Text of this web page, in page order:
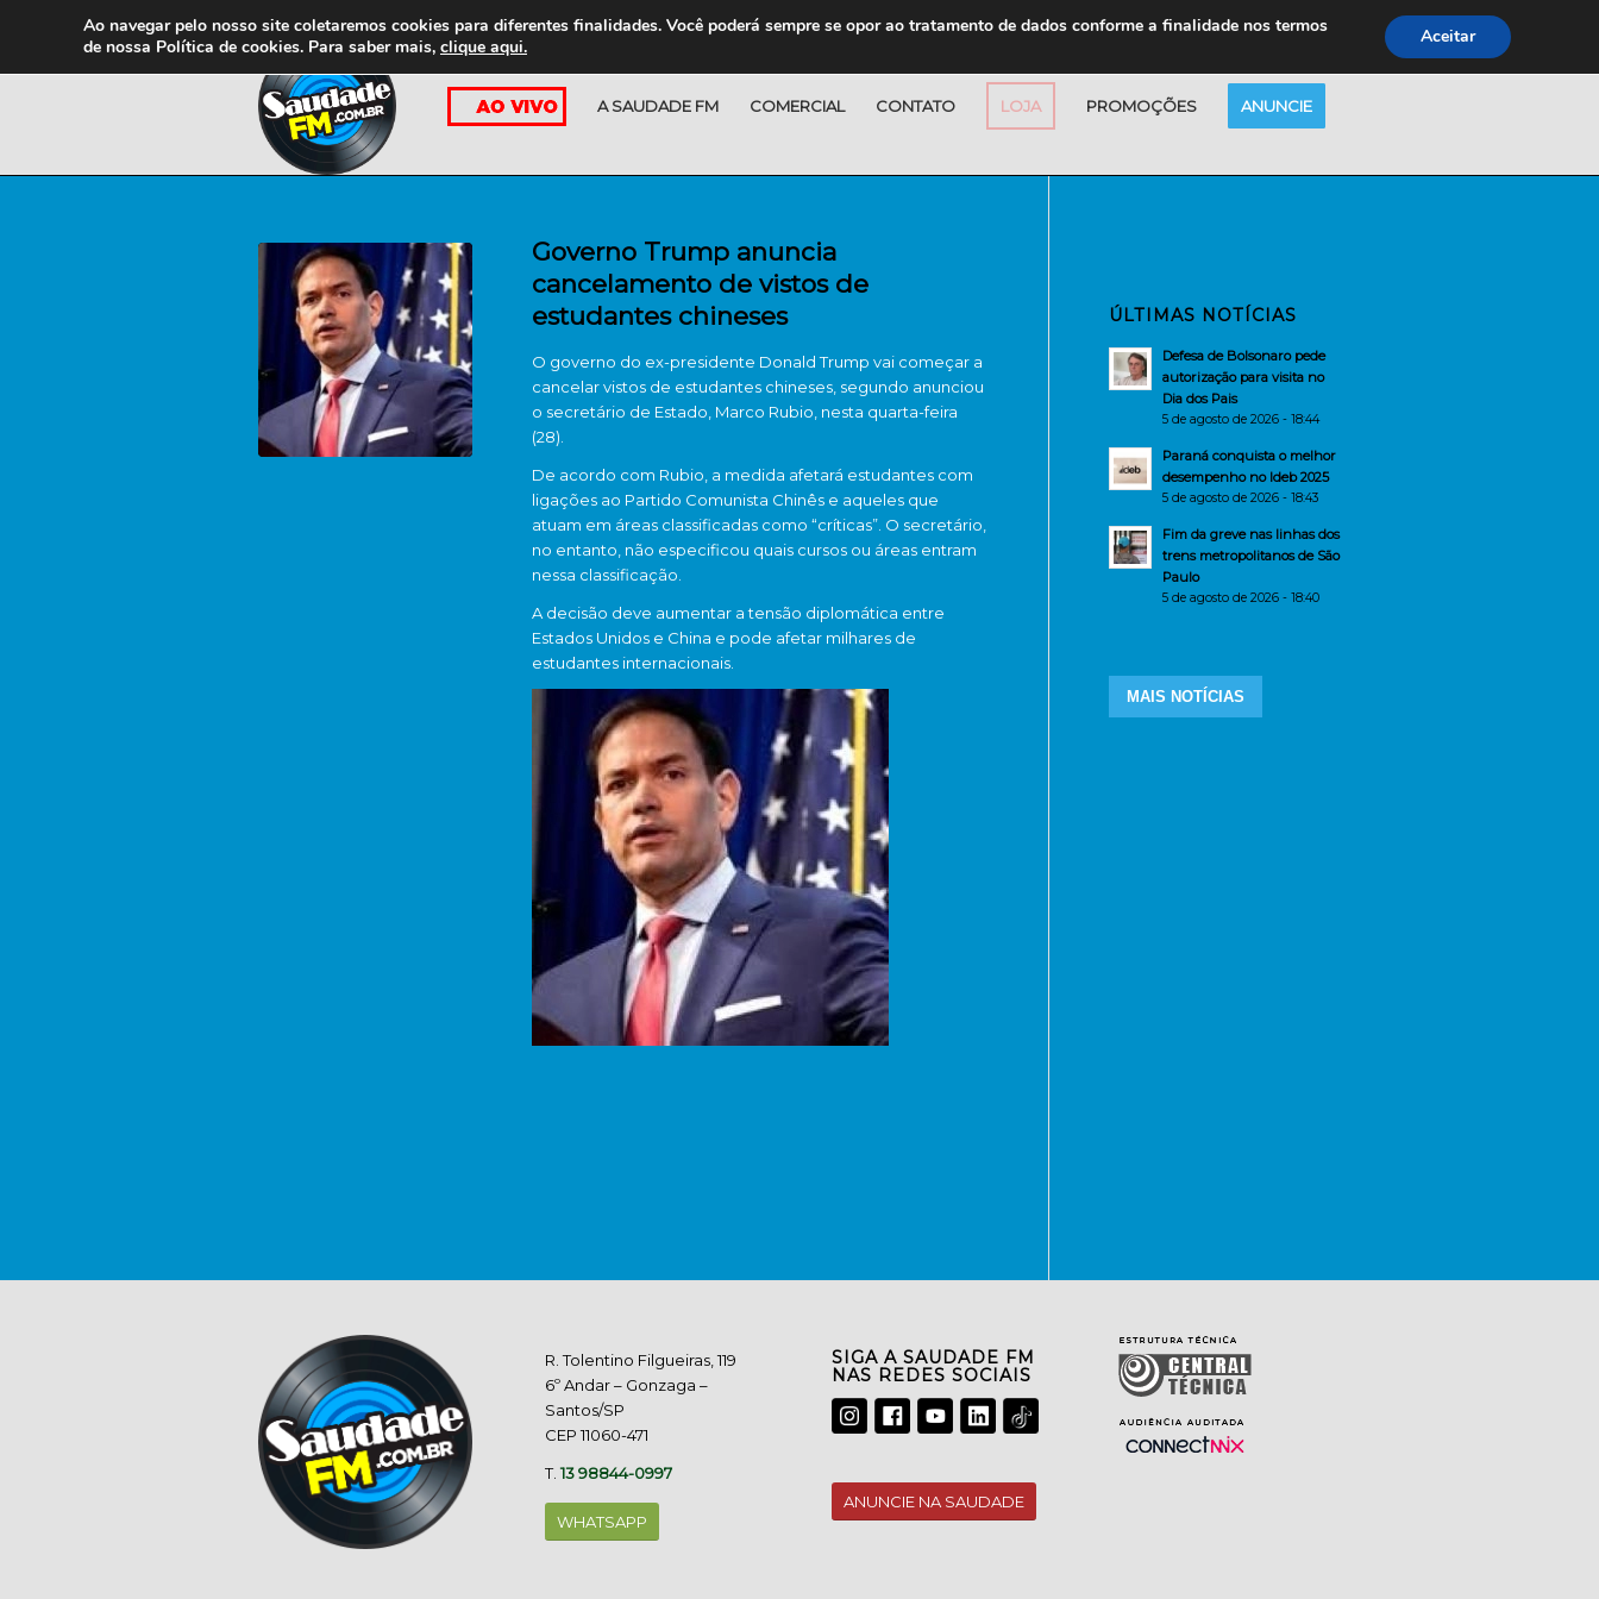
A SAUDADE FM COMERCIAL CONTATO LOJA PROMOÇÕES ANUNCIE
Governo Trump anuncia
cancelamento de vistos de
estudantes chineses
O governo do ex-presidente Donald Trump vai começar a
cancelar vistos de estudantes chineses, segundo anunciou
o secretário de Estado, Marco Rubio, nesta quarta-feira
(28).
De acordo com Rubio, a medida afetará estudantes com
ligações ao Partido Comunista Chinês e aqueles que
atuam em áreas classificadas como “críticas”. O secretário,
no entanto, não especificou quais cursos ou áreas entram
nessa classificação.
A decisão deve aumentar a tensão diplomática entre
Estados Unidos e China e pode afetar milhares de
estudantes internacionais.
ÚLTIMAS NOTÍCIAS
Defesa de Bolsonaro pede
autorização para visita no
Dia dos Pais
5 de agosto de 2026 - 18:44
Paraná conquista o melhor
desempenho no Ideb 2025
5 de agosto de 2026 - 18:43
Fim da greve nas linhas dos
trens metropolitanos de São
Paulo
5 de agosto de 2026 - 18:40
MAIS NOTÍCIAS
R. Tolentino Filgueiras, 119
6º Andar – Gonzaga –
Santos/SP
CEP 11060-471
T.13 98844-0997
WHATSAPP
SIGA A SAUDADE FM
NAS REDES SOCIAIS
ANUNCIE NA SAUDADE
Ao navegar pelo nosso site coletaremos cookies para diferentes finalidades. Você poderá sempre se opor ao tratamento de dados conforme a finalidade nos termos
de nossa Política de cookies. Para saber mais, clique aqui. Aceitar